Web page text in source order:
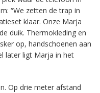
“We zetten de trap in
klaar. Onze Marja
duik. Thermokleding en
op, handschoenen aan
later ligt Marja in het
Op drie meter afstand